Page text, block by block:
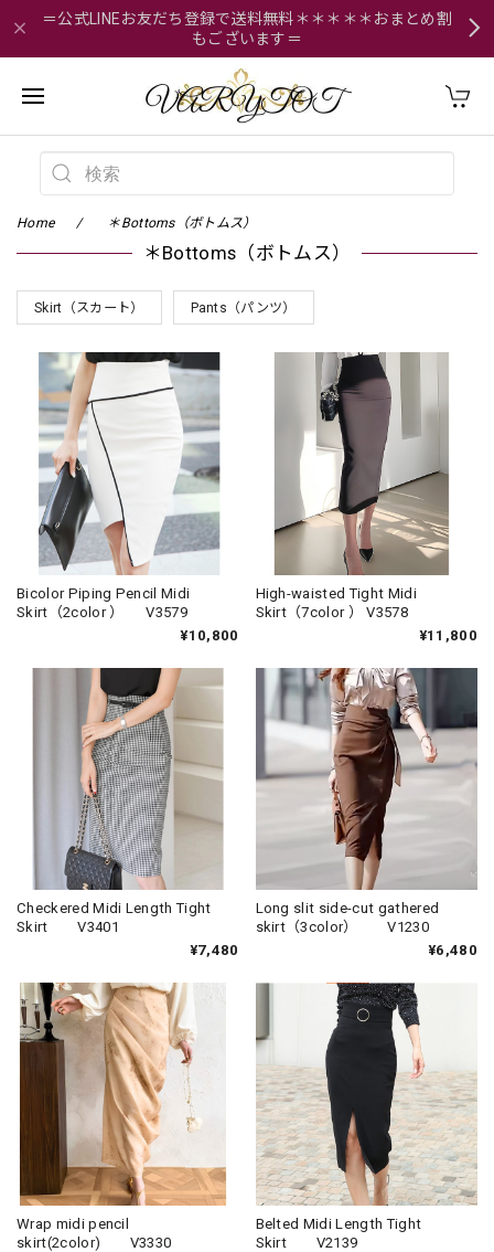
＝公式LINEお友だち登録で送料無料＊＊＊＊＊おまとめ割
もございます＝
Home ＊Bottoms（ボトムス）
＊Bottoms（ボトムス）
Skirt（スカート） Pants（パンツ）
Bicolor Piping Pencil Midi
Skirt（2color ） V3579
¥10,800
High-waisted Tight Midi
Skirt（7color ） V3578
¥11,800
Checkered Midi Length Tight
Skirt V3401
¥7,480
Long slit side-cut gathered
skirt（3color） V1230
¥6,480
Wrap midi pencil
skirt(2color) V3330
Belted Midi Length Tight
Skirt V2139